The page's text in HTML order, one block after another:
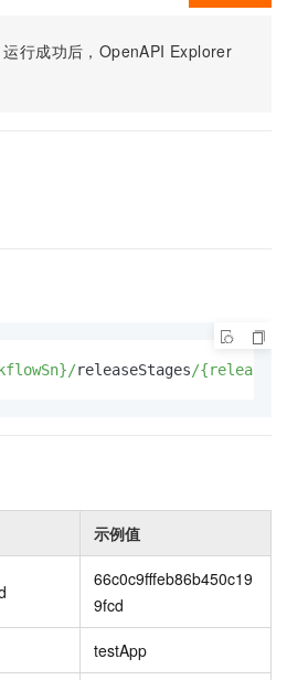
行成功后，OpenAPI Explorer
releaseStages/
示例值
66c0c9fffeb86b450c19
9fcd
testApp
Wan2.7-T2V
云端极速 AI 应用创作平台
多模态数据信息提取
超强辅助，Bolt.diy 一步搞定创意建站
云原生的云上边界网络安全防护产品
AI助力短剧漫剧创作，剧本、分镜、视频高效生成
Ubuntu
定制小程序